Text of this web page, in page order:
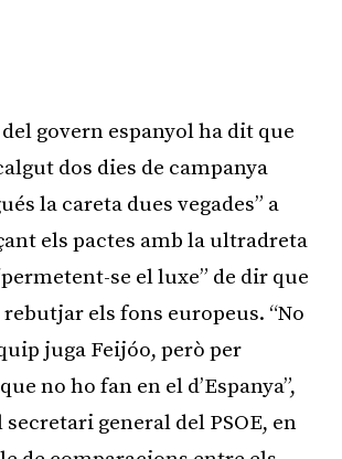
govern espanyol ha dit que
dos dies de campanya
la careta dues vegades” a
els pactes amb la ultradreta
se el luxe” de dir que
rebutjar els fons europeus. “No
juga Feijóo, però per
no ho fan en el d’Espanya”,
general del PSOE, en